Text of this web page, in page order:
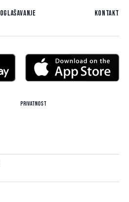
Oglašavanje Kontakt
Privatnost